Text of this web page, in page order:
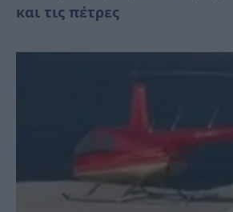
και τις πέτρες